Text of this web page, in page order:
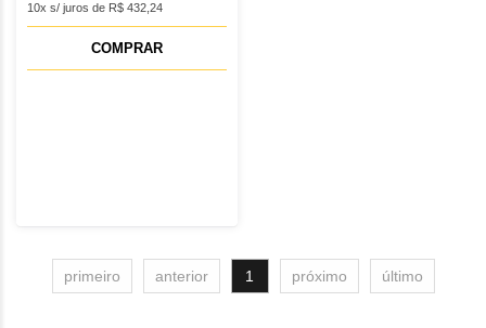
10x s/ juros de R$ 432,24
COMPRAR
primeiro anterior 1 próximo último